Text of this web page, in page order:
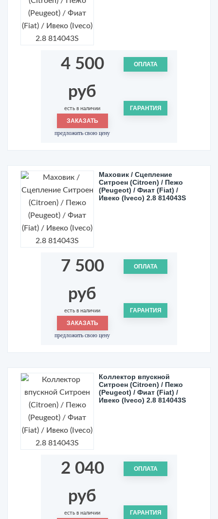
4 500
руб
есть в наличии
ЗАКАЗАТЬ
предложить свою цену
ОПЛАТА
ГАРАНТИЯ
Маховик / Сцепление
Ситроен (Citroen) / Пежо
(Peugeot) / Фиат (Fiat) /
Ивеко (Iveco) 2.8 814043S
7 500
руб
есть в наличии
ЗАКАЗАТЬ
предложить свою цену
ОПЛАТА
ГАРАНТИЯ
Коллектор впускной
Ситроен (Citroen) / Пежо
(Peugeot) / Фиат (Fiat) /
Ивеко (Iveco) 2.8 814043S
2 040
руб
есть в наличии
ОПЛАТА
ГАРАНТИЯ